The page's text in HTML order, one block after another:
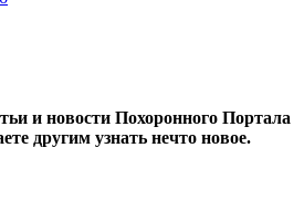
и новости Похоронного Портала
другим узнать нечто новое.